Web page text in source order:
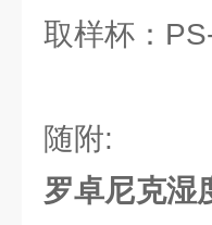
取样杯：
随附:
罗卓尼克湿